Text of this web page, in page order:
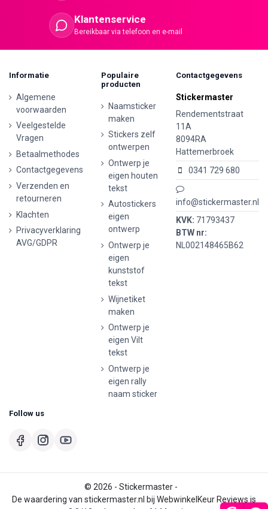
Klantenservice
Bereikbaar via telefoon en e-mail
Informatie
Algemene
voorwaarden
Veelgestelde
Vragen
Betaalmethodes
Contactgegevens
Verzenden en
retourneren
Klachten
Privacyverklaring
AVG/GDPR
Populaire
producten
Naamsticker
maken
Stickers zelf
ontwerpen
Ontwerp je
eigen houten
tekst
Autostickers
eigen
ontwerp
Ontwerp je
eigen
kunststof
tekst
Wijnetiket
maken
Ontwerp je
eigen Vilt
tekst
Ontwerp je
eigen rally
naam sticker
Contactgegevens
Stickermaster
Rendementstraat
11A
8094RA
Hattemerbroek
0341 729 680
info@stickermaster.nl
KVK: 71793437
BTW nr:
NL002148465B62
Follow us
© 2026 - Stickermaster -
De waardering van stickermaster.nl bij WebwinkelKeur Reviews is